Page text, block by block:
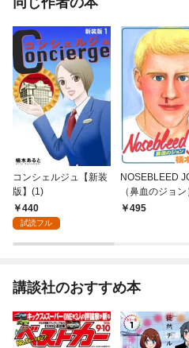
コンシェルジュ【新装
版】(1)
440
試読フル
NOSEBLEED
（鼻血のジョン
495
講談社のおすすめ本